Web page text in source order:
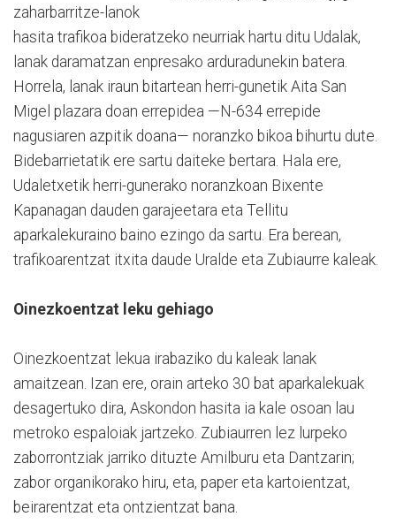
zaharbarritze-lanok
hasita trafikoa bideratzeko neurriak hartu ditu Udalak,
lanak daramatzan enpresako arduradunekin batera.
Horrela, lanak iraun bitartean herri-gunetik Aita San
Migel plazara doan errepidea —N-634 errepide
nagusiaren azpitik doana— noranzko bikoa bihurtu dute.
Bidebarrietatik ere sartu daiteke bertara. Hala ere,
Udaletxetik herri-gunerako noranzkoan Bixente
Kapanagan dauden garajeetara eta Tellitu
aparkalekuraino baino ezingo da sartu. Era berean,
trafikoarentzat itxita daude Uralde eta Zubiaurre kaleak.
Oinezkoentzat leku gehiago
Oinezkoentzat lekua irabaziko du kaleak lanak
amaitzean. Izan ere, orain arteko 30 bat aparkalekuak
desagertuko dira, Askondon hasita ia kale osoan lau
metroko espaloiak jartzeko. Zubiaurren lez lurpeko
zaborrontziak jarriko dituzte Amilburu eta Dantzarin;
zabor organikorako hiru, eta, paper eta kartoientzat,
beirarentzat eta ontzientzat bana.